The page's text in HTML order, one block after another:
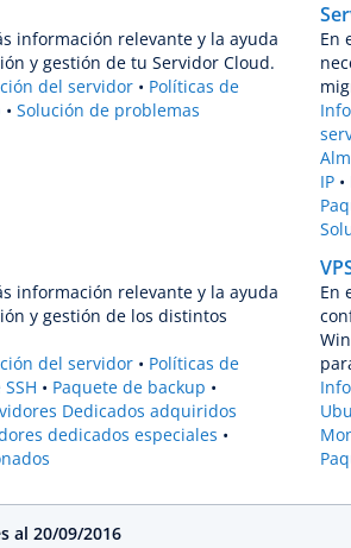
información relevante y la ayuda
y gestión de tu Servidor Cloud.
del servidor
Políticas de
Solución de problemas
En
IP
información relevante y la ayuda
y gestión de los distintos
del servidor
Políticas de
Paquete de backup
Dedicados adquiridos
dedicados especiales
En
al 20/09/2016